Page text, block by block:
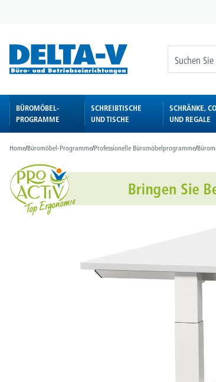
BÜROMÖBEL-
PROGRAMME
SCHREIBTISCHE
UND TISCHE
SCHRÄNKE,
UND REGALE
Home/Büromöbel-Programme/Professionelle Büromöbelprogramme/